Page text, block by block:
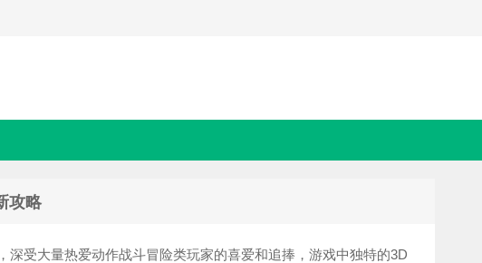
攻略
深受大量热爱动作战斗冒险类玩家的喜爱和追捧，游戏中独特的3D